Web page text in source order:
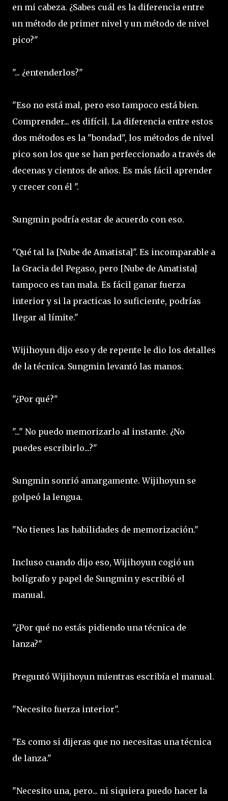
en mi cabeza. ¿Sabes cuál es la diferencia entre
un método de primer nivel y un método de nivel
pico?"
"... ¿entenderlos?"
"Eso no está mal, pero eso tampoco está bien.
Comprender... es difícil. La diferencia entre estos
dos métodos es la "bondad", los métodos de nivel
pico son los que se han perfeccionado a través de
decenas y cientos de años. Es más fácil aprender
y crecer con él ".
Sungmin podría estar de acuerdo con eso.
"Qué tal la [Nube de Amatista]". Es incomparable a
la Gracia del Pegaso, pero [Nube de Amatista]
tampoco es tan mala. Es fácil ganar fuerza
interior y si la practicas lo suficiente, podrías
llegar al límite."
Wijihoyun dijo eso y de repente le dio los detalles
de la técnica. Sungmin levantó las manos.
"¿Por qué?"
"..." No puedo memorizarlo al instante. ¿No
puedes escribirlo...?"
Sungmin sonrió amargamente. Wijihoyun se
golpeó la lengua.
"No tienes las habilidades de memorización."
Incluso cuando dijo eso, Wijihoyun cogió un
bolígrafo y papel de Sungmin y escribió el
manual.
"¿Por qué no estás pidiendo una técnica de
lanza?"
Preguntó Wijihoyun mientras escribía el manual.
"Necesito fuerza interior".
"Es como si dijeras que no necesitas una técnica
de lanza."
"Necesito una, pero... ni siquiera puedo hacer la